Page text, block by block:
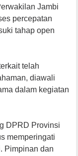
Jambi
percepatan
tahap open
telah
diawali
dalam kegiatan
DPRD Provinsi
memperingati
Pimpinan dan